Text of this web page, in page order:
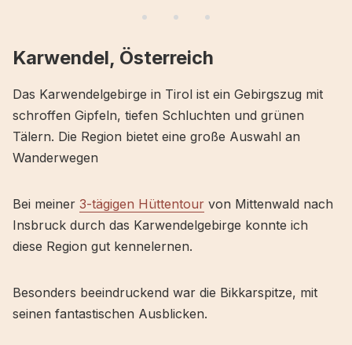
Karwendel, Österreich
Das Karwendelgebirge in Tirol ist ein Gebirgszug mit
schroffen Gipfeln, tiefen Schluchten und grünen
Tälern. Die Region bietet eine große Auswahl an
Wanderwegen
Bei meiner 3-tägigen Hüttentour von Mittenwald nach
Insbruck durch das Karwendelgebirge konnte ich
diese Region gut kennelernen.
Besonders beeindruckend war die Bikkarspitze, mit
seinen fantastischen Ausblicken.